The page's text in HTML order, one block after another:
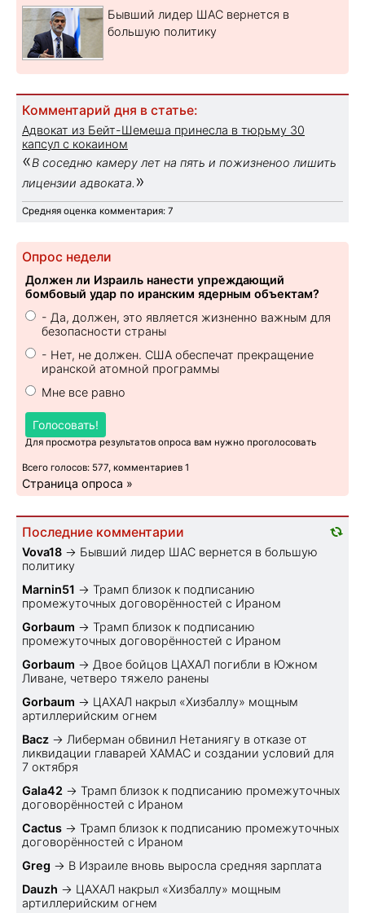
Бывший лидер ШАС вернется в
большую политику
Комментарий дня в статье:
Адвокат из Бейт-Шемеша принесла в тюрьму 30
капсул с кокаином
«В соседню камеру лет на пять и пожизненоо лишить
лицензии адвоката. »
Средняя оценка комментария: 7
Опрос недели
Должен ли Израиль нанести упреждающий
бомбовый удар по иранским ядерным объектам?
- Да, должен, это является жизненно важным для
безопасности страны
- Нет, не должен. США обеспечат прекращение
иранской атомной программы
Мне все равно
Голосовать!
Для просмотра результатов опроса вам нужно проголосовать
Всего голосов: 577, комментариев 1
Страница опроса »
Последние комментарии
Vova18 → Бывший лидер ШАС вернется в большую
политику
Marnin51 → Трамп близок к подписанию
промежуточных договорённостей с Ираном
Gorbaum → Трамп близок к подписанию
промежуточных договорённостей с Ираном
Gorbaum → Двое бойцов ЦАХАЛ погибли в Южном
Ливане, четверо тяжело ранены
Gorbaum → ЦАХАЛ накрыл «Хизбаллу» мощным
артиллерийским огнем
Bacz → Либерман обвинил Нетаниягу в отказе от
ликвидации главарей ХАМАС и создании условий для
7 октября
Gala42 → Трамп близок к подписанию промежуточных
договорённостей с Ираном
Cactus → Трамп близок к подписанию промежуточных
договорённостей с Ираном
Greg → В Израиле вновь выросла средняя зарплата
Dauzh → ЦАХАЛ накрыл «Хизбаллу» мощным
артиллерийским огнем